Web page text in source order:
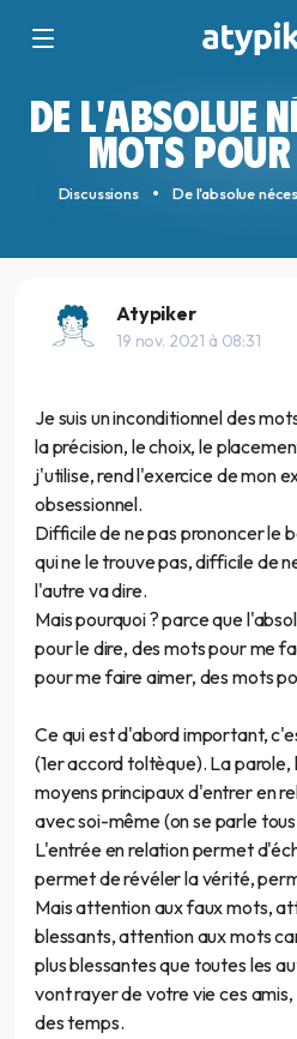
DE L'ABSOLUE
MOTS
Discussions De l'absolue
Atypiker
19 nov. 2021 à 08:31
Je suis un inconditionnel des
la précision, le choix, le
j'utilise, rend l'exercice de mon
obsessionnel.
Difficile de ne pas prononcer le
qui ne le trouve pas, difficile de
l'autre va dire.
Mais pourquoi ? parce que
pour le dire, des mots pour me
pour me faire aimer, des mots
Ce qui est d'abord important,
(1er accord toltèque). La
moyens principaux d'entrer en
avec soi-même (on se parle
L'entrée en relation permet
permet de révéler la vérité,
Mais attention aux faux mots,
blessants, attention aux mots
plus blessantes que toutes les
vont rayer de votre vie ces
des temps.